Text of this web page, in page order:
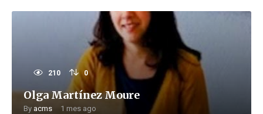
210 0
Olga Martínez Moure
By acms 1 mes ago